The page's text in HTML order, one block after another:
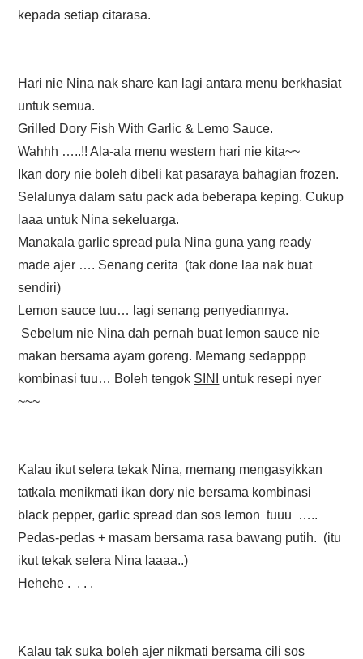
kepada setiap citarasa.
Hari nie Nina nak share kan lagi antara menu berkhasiat
untuk semua.
Grilled Dory Fish With Garlic & Lemo Sauce.
Wahhh …..!! Ala-ala menu western hari nie kita~~
Ikan dory nie boleh dibeli kat pasaraya bahagian frozen.
Selalunya dalam satu pack ada beberapa keping. Cukup
laaa untuk Nina sekeluarga.
Manakala garlic spread pula Nina guna yang ready
made ajer …. Senang cerita (tak done laa nak buat
sendiri)
Lemon sauce tuu… lagi senang penyediannya.
Sebelum nie Nina dah pernah buat lemon sauce nie
makan bersama ayam goreng. Memang sedapppp
kombinasi tuu… Boleh tengok SINI
untuk resepi nyer
~~~
Kalau ikut selera tekak Nina, memang mengasyikkan
tatkala menikmati ikan dory nie bersama kombinasi
black pepper, garlic spread dan sos lemon tuuu …..
Pedas-pedas + masam bersama rasa bawang putih. (itu
ikut tekak selera Nina laaaa..)
Hehehe . . . .
Kalau tak suka boleh ajer nikmati bersama cili sos